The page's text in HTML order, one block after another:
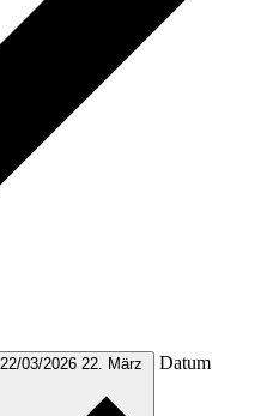
22/03/2026 22. März Datum